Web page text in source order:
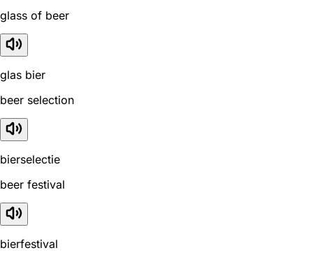
glass of beer
glas bier
beer selection
bierselectie
beer festival
bierfestival